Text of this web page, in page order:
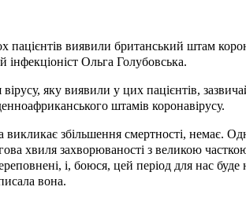
пацієнтів виявили британський штам
інфекціоніст Ольга Голубовська.
вірусу, яку виявили у цих пацієнтів,
штамів коронавірусу.
збільшення смертності, немає.
хвиля захворюваності з великою
і, боюся, цей період для нас
вона.